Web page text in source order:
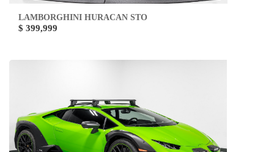
LAMBORGHINI HURACAN STO
$ 399,999